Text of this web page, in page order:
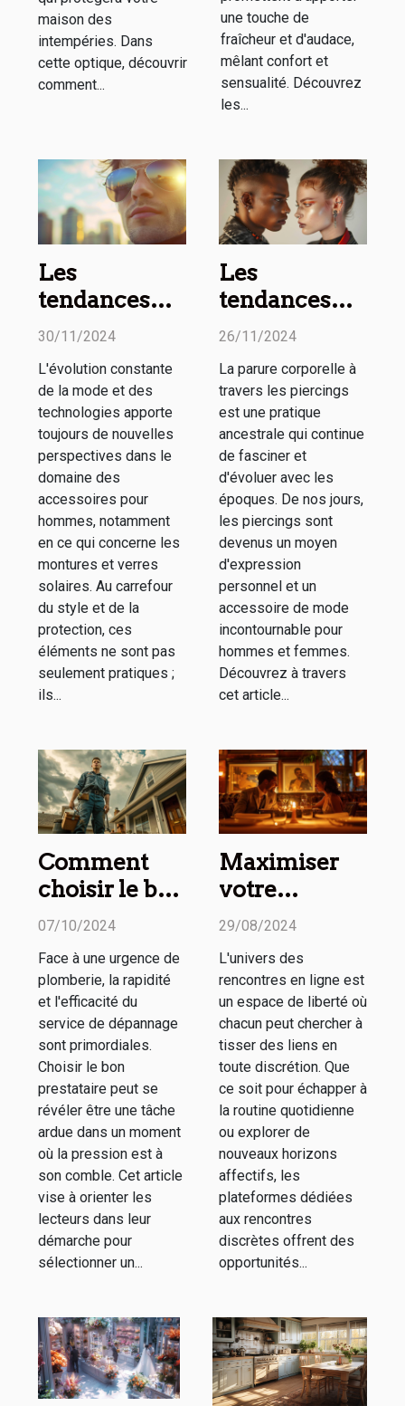
maison des
intempéries. Dans
cette optique, découvrir
comment...
une touche de
fraîcheur et d'audace,
mêlant confort et
sensualité. Découvrez
les...
Les
tendances
actuelles en
montures et
verres
solaires pour
hommes
30/11/2024
L'évolution constante
de la mode et des
technologies apporte
toujours de nouvelles
perspectives dans le
domaine des
accessoires pour
hommes, notamment
en ce qui concerne les
montures et verres
solaires. Au carrefour
du style et de la
protection, ces
éléments ne sont pas
seulement pratiques ;
ils...
Les
tendances
actuelles des
pour homme
et femme
26/11/2024
La parure corporelle à
travers les piercings
est une pratique
ancestrale qui continue
de fasciner et
d'évoluer avec les
époques. De nos jours,
les piercings sont
devenus un moyen
d'expression
personnel et un
accessoire de mode
incontournable pour
hommes et femmes.
Découvrez à travers
cet article...
Comment
choisir le bon
service de
en plomberie
d'urgence
07/10/2024
Face à une urgence de
plomberie, la rapidité
et l'efficacité du
service de dépannage
sont primordiales.
Choisir le bon
prestataire peut se
révéler être une tâche
ardue dans un moment
où la pression est à
son comble. Cet article
vise à orienter les
lecteurs dans leur
démarche pour
sélectionner un...
Maximiser
votre
expérience
de
rencontres
discrètes
29/08/2024
L'univers des
rencontres en ligne est
un espace de liberté où
chacun peut chercher à
tisser des liens en
toute discrétion. Que
ce soit pour échapper à
la routine quotidienne
ou explorer de
nouveaux horizons
affectifs, les
plateformes dédiées
aux rencontres
discrètes offrent des
opportunités...